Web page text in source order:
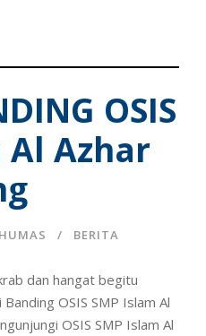
OSIS
Al Azhar
HUMAS BERITA
dan hangat begitu
OSIS SMP Islam Al
OSIS SMP Islam Al